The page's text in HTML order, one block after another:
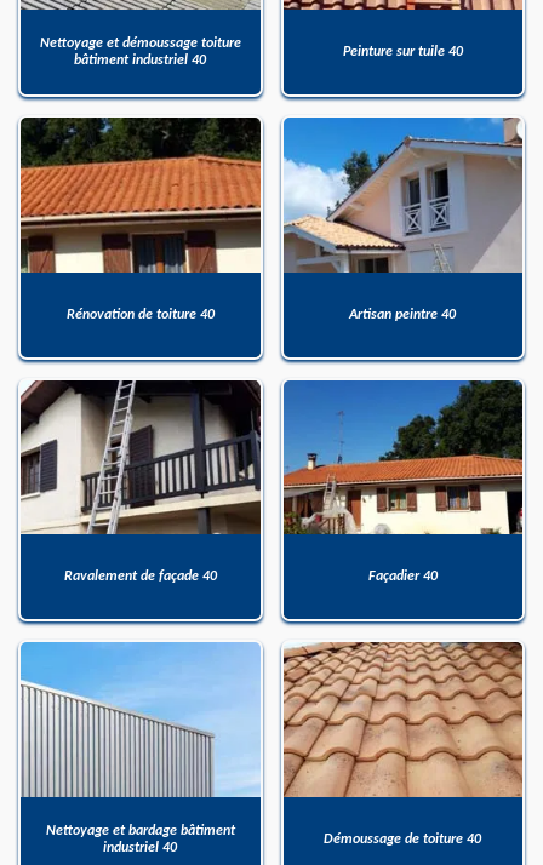
Nettoyage et démoussage toiture
bâtiment industriel 40
Peinture sur tuile 40
Rénovation de toiture 40 Artisan peintre 40
Ravalement de façade 40 Façadier 40
Nettoyage et bardage bâtiment
industriel 40
Démoussage de toiture 40